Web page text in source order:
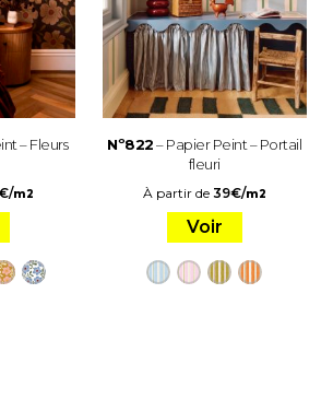
– Fleurs
/m2
Nº822– Papier Peint – Portail
fleuri
À partir de 39€/m2
Voir